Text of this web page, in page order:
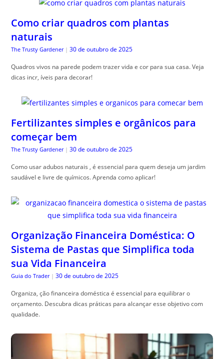
Como criar quadros com plantas
naturais
The Trusty Gardener | 30 de outubro de 2025
Quadros vivos na parede podem trazer vida e cor para sua casa. Veja
dicas incr, íveis para decorar!
Fertilizantes simples e orgânicos para
começar bem
The Trusty Gardener | 30 de outubro de 2025
Como usar adubos naturais , é essencial para quem deseja um jardim
saudável e livre de químicos. Aprenda como aplicar!
Organização Financeira Doméstica: O
Sistema de Pastas que Simplifica toda
sua Vida Financeira
Guia do Trader | 30 de outubro de 2025
Organiza, ção financeira doméstica é essencial para equilibrar o
orçamento. Descubra dicas práticas para alcançar esse objetivo com
qualidade.